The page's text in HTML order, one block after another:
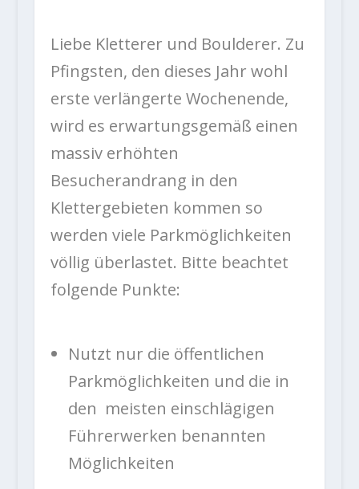
Liebe Kletterer und Boulderer. Zu
Pfingsten, den dieses Jahr wohl
erste verlängerte Wochenende,
wird es erwartungsgemäß einen
massiv erhöhten
Besucherandrang in den
Klettergebieten kommen so
werden viele Parkmöglichkeiten
völlig überlastet. Bitte beachtet
folgende Punkte:
Nutzt nur die öffentlichen
Parkmöglichkeiten und die in
den meisten einschlägigen
Führerwerken benannten
Möglichkeiten